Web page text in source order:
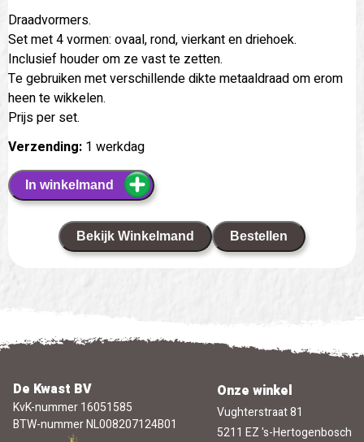
Draadvormers.
Set met 4 vormen: ovaal, rond, vierkant en driehoek.
Inclusief houder om ze vast te zetten.
Te gebruiken met verschillende dikte metaaldraad om erom
heen te wikkelen.
Prijs per set.
Verzending: 1 werkdag
In winkelmand
Bekijk Winkelmand Bestellen
De Kwast BV
KvK-nummer 16051585
BTW-nummer NL008207124B01
Onze winkel
Vughterstraat 81
5211 EZ 's-Hertogenbosch